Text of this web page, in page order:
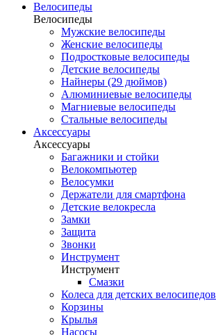
Велосипеды
Велосипеды
Мужские велосипеды
Женские велосипеды
Подростковые велосипеды
Детские велосипеды
Найнеры (29 дюймов)
Алюминиевые велосипеды
Магниевые велосипеды
Стальные велосипеды
Аксессуары
Аксессуары
Багажники и стойки
Велокомпьютер
Велосумки
Держатели для смартфона
Детские велокресла
Замки
Защита
Звонки
Инструмент
Инструмент
Смазки
Колеса для детских велосипедов
Корзины
Крылья
Насосы